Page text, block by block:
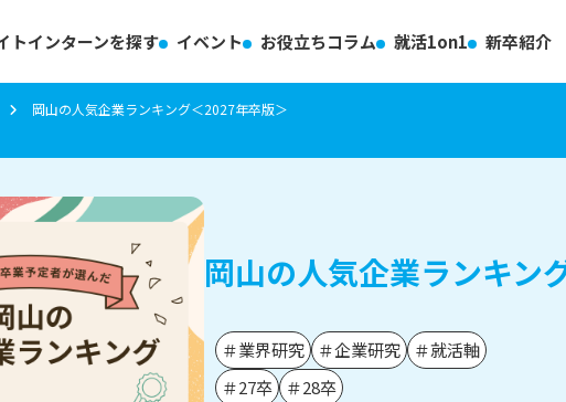
トインターンを探す イベント お役立ちコラム 就活1on1 新卒紹介
岡山の人気企業ランキング＜2027年卒版＞
岡山の人気企業ランキン
＃業界研究 ＃企業研究
＃就活軸
＃27卒
＃28卒